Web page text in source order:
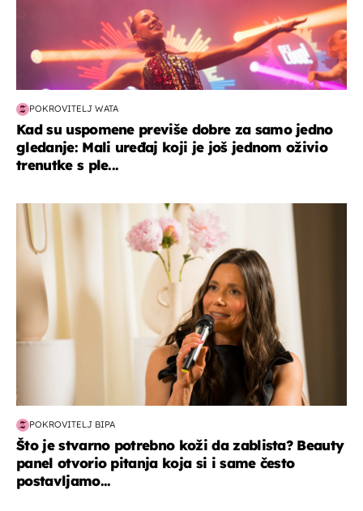
POKROVITELJ WATA
Kad su uspomene previše dobre za samo jedno
gledanje: Mali uređaj koji je još jednom oživio
trenutke s ple...
moda & ljepota
POKROVITELJ BIPA
Što je stvarno potrebno koži da zablista? Beauty
panel otvorio pitanja koja si i same često
postavljamo...